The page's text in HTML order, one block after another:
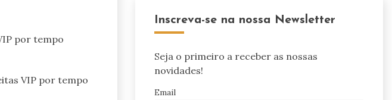
por tempo
VIP por tempo
Inscreva-se na nossa Newsletter
Seja o primeiro a receber as nossas
novidades!
Email